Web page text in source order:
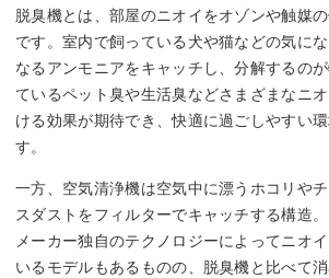
脱臭機とは、部屋のニオイをオゾンや触媒
です。室内で飼っている犬や猫などの気に
なるアンモニアをキャッチし、分解するの
ているペット臭や生活臭などさまざまなニ
ける効果が期待でき、快適に過ごしやすい
す。
一方、空気清浄機は空気中に漂うホコリや
スダストをフィルターでキャッチする構造
メーカー独自のテクノロジーによってニオ
いるモデルもあるものの、脱臭機と比べて